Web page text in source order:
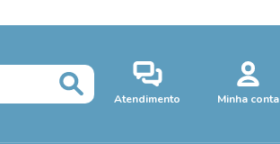
Atendimento Minha conta